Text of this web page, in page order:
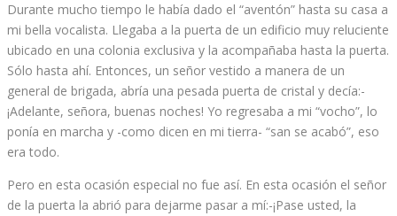
Durante mucho tiempo le había dado el “aventón” hasta su casa a
mi bella vocalista. Llegaba a la puerta de un edificio muy reluciente
ubicado en una colonia exclusiva y la acompañaba hasta la puerta.
Sólo hasta ahí. Entonces, un señor vestido a manera de un
general de brigada, abría una pesada puerta de cristal y decía:-
¡Adelante, señora, buenas noches! Yo regresaba a mi “vocho”, lo
ponía en marcha y -como dicen en mi tierra- “san se acabó”, eso
era todo.
Pero en esta ocasión especial no fue así. En esta ocasión el señor
de la puerta la abrió para dejarme pasar a mí:-¡Pase usted, la